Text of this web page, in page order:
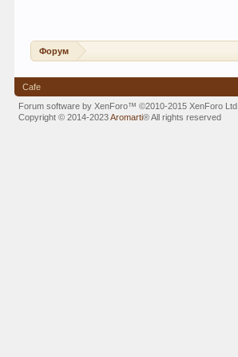
Форум
Cafe
Forum software by XenForo™©2010-2015 XenForo Ltd.
Copyright © 2014-2023Aromarti®All rights reserved